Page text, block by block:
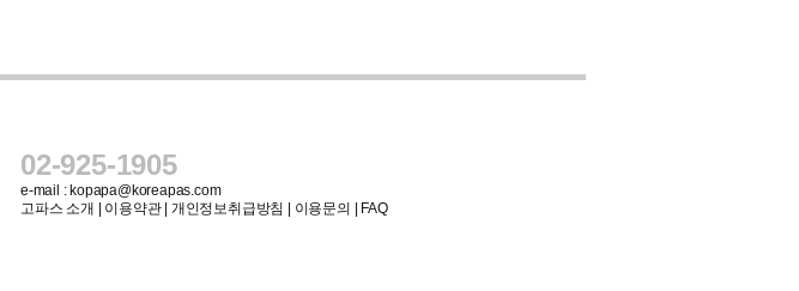
02-925-1905
e-mail : kopapa@koreapas.com
고파스 소개
이용약관| 개인정보취급방침 이용문의 FAQ